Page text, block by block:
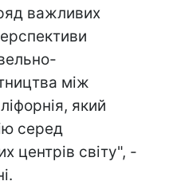
важливих
між
який
серед
центрів світу", -